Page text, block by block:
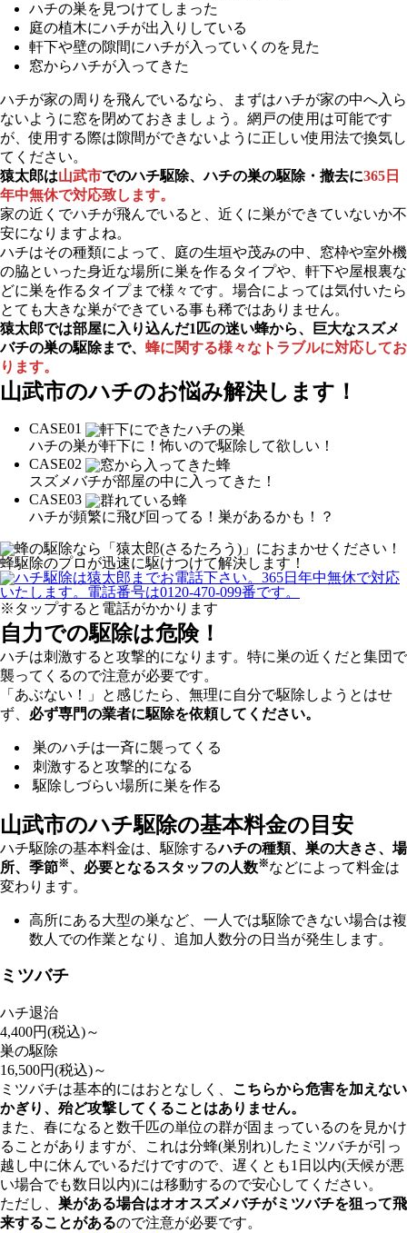
ハチの巣を見つけてしまった
庭の植木にハチが出入りしている
軒下や壁の隙間にハチが入っていくのを見た
窓からハチが入ってきた
ハチが家の周りを飛んでいるなら、まずはハチが家の中へ入ら
ないように窓を閉めておきましょう。網戸の使用は可能です
が、使用する際は隙間ができないように正しい使用法で換気し
てください。
猿太郎は山武市でのハチ駆除、ハチの巣の駆除・撤去に365日
年中無休で対応致します。
家の近くでハチが飛んでいると、近くに巣ができていないか不
安になりますよね。
ハチはその種類によって、庭の生垣や茂みの中、窓枠や室外機
の脇といった身近な場所に巣を作るタイプや、軒下や屋根裏な
どに巣を作るタイプまで様々です。場合によっては気付いたら
とても大きな巣ができている事も稀ではありません。
猿太郎では部屋に入り込んだ1匹の迷い蜂から、巨大なスズメ
バチの巣の駆除まで、 蜂に関する様々なトラブルに対応してお
ります。
山武市のハチのお悩み解決します！
CASE01
ハチの巣が軒下に！怖いので駆除して欲しい！
CASE02
スズメバチが部屋の中に入ってきた！
CASE03
ハチが頻繁に飛び回ってる！巣があるかも！？
※タップすると電話がかかります
自力での駆除は危険！
ハチは刺激すると攻撃的になります。特に巣の近くだと集団で
襲ってくるので注意が必要です。
「あぶない！」と感じたら、無理に自分で駆除しようとはせ
ず、 必ず専門の業者に駆除を依頼してください。
巣のハチは一斉に襲ってくる
刺激すると攻撃的になる
駆除しづらい場所に巣を作る
山武市のハチ駆除の基本料金の目安
ハチ駆除の基本料金は、駆除するハチの種類、巣の大きさ、場
所、季節※、必要となるスタッフの人数※などによって料金は
変わります。
高所にある大型の巣など、一人では駆除できない場合は複
数人での作業となり、追加人数分の日当が発生します。
ミツバチ
ハチ退治
4,400円(税込)～
巣の駆除
16,500円(税込)～
ミツバチは基本的にはおとなしく、 こちらから危害を加えない
かぎり、殆ど攻撃してくることはありません。
また、春になると数千匹の単位の群が固まっているのを見かけ
ることがありますが、これは分蜂(巣別れ)したミツバチが引っ
越し中に休んでいるだけですので、遅くとも1日以内(天候が悪
い場合でも数日以内)には移動するので安心してください。
ただし、 巣がある場合はオオスズメバチがミツバチを狙って飛
来することがあるので注意が必要です。